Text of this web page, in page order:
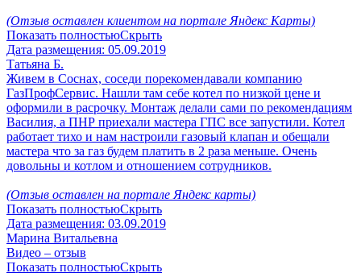
(Отзыв оставлен клиентом на портале Яндекс Карты)
Показать полностьюСкрыть
Дата размещения: 05.09.2019
Татьяна Б.
Живем в Соснах, соседи порекомендавали компанию
ГазПрофСервис. Нашли там себе котел по низкой цене и
оформили в расрочку. Монтаж делали сами по рекомендациям
Василия, а ПНР приехали мастера ГПС все запустили. Котел
работает тихо и нам настроили газовый клапан и обещали
мастера что за газ будем платить в 2 раза меньше. Очень
довольны и котлом и отношением сотрудников.
(Отзыв оставлен на портале Яндекс карты)
Показать полностьюСкрыть
Дата размещения: 03.09.2019
Марина Витальевна
Видео – отзыв
Показать полностьюСкрыть